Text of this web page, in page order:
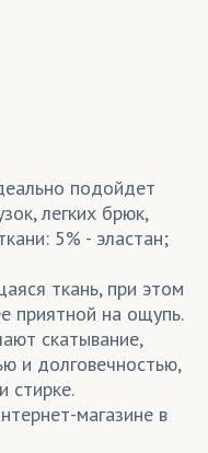
подойдет
легких брюк,
5% - эластан;
ткань, при этом
приятной на ощупь.
скатывание,
и долговечностью,
стирке.
магазине в